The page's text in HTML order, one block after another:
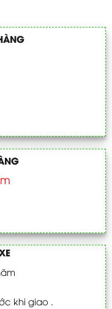
khi giao .